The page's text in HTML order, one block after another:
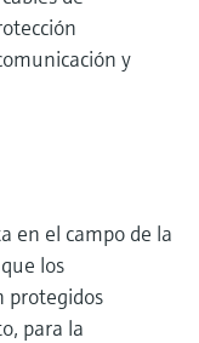
y
en el campo de la
los
protegidos
para la